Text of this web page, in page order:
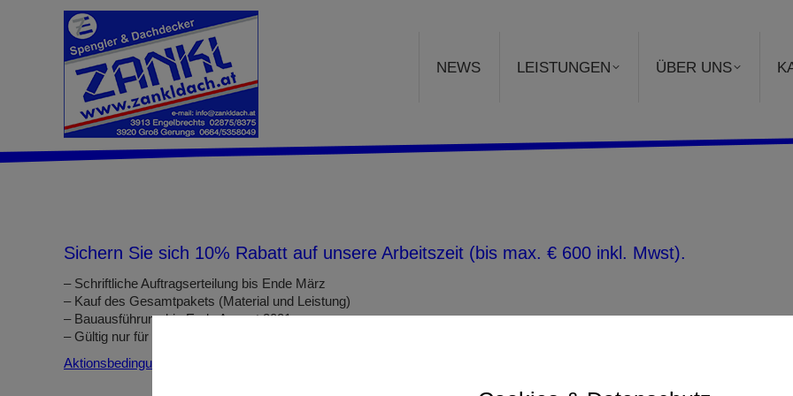
NEWS LEISTUNGEN ÜBER UNS
Sichern Sie sich 10% Rabatt auf unsere Arbeitszeit (bis max. € 600 inkl. Mwst).
– Schriftliche Auftragserteilung bis Ende März
– Kauf des Gesamtpakets (Material und Leistung)
– Bauausführung bis Ende August 2021
– Gültig nur für Privatkunden
Aktionsbedingungen zum Downloaden